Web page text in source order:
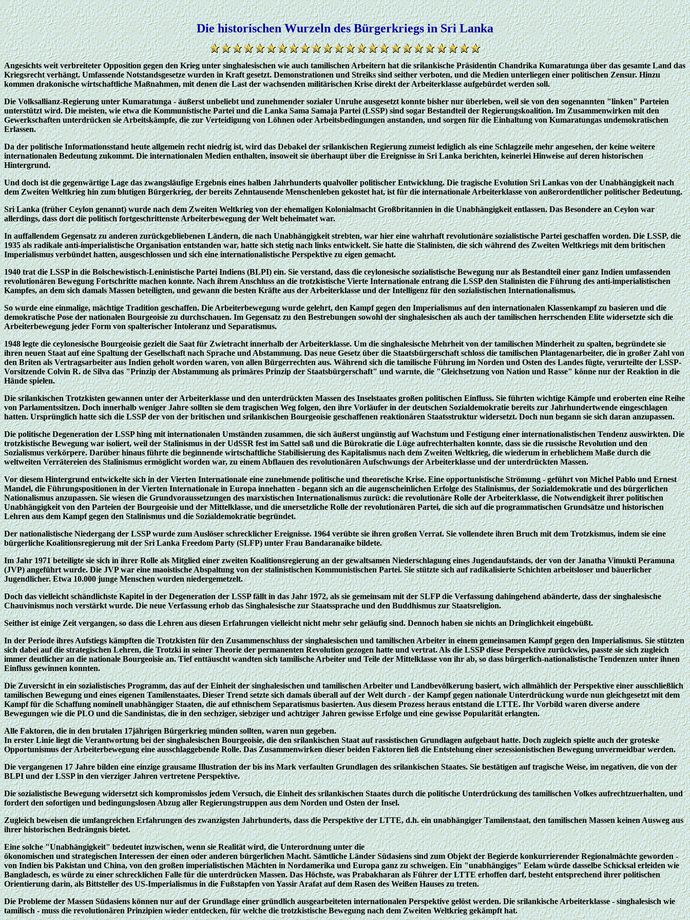
Die historischen Wurzeln des Bürgerkriegs in Sri Lanka
Angesichts weit verbreiteter Opposition gegen den Krieg unter singhalesischen wie auch tamilischen Arbeitern hat die srilankische Präsidentin Chandrika Kumaratunga über das gesamte Land das
Kriegsrecht verhängt. Umfassende Notstandsgesetze wurden in Kraft gesetzt. Demonstrationen und Streiks sind seither verboten, und die Medien unterliegen einer politischen Zensur. Hinzu
kommen drakonische wirtschaftliche Maßnahmen, mit denen die Last der wachsenden militärischen Krise direkt der Arbeiterklasse aufgebürdet werden soll.
Die Volksallianz-Regierung unter Kumaratunga - äußerst unbeliebt und zunehmender sozialer Unruhe ausgesetzt konnte bisher nur überleben, weil sie von den sogenannten "linken" Parteien
unterstützt wird. Die meisten, wie etwa die Kommunistische Partei und die Lanka Sama Samaja Partei (LSSP) sind sogar Bestandteil der Regierungskoalition. Im Zusammenwirken mit den
Gewerkschaften unterdrücken sie Arbeitskämpfe, die zur Verteidigung von Löhnen oder Arbeitsbedingungen anstanden, und sorgen für die Einhaltung von Kumaratungas undemokratischen
Erlassen.
Da der politische Informationsstand heute allgemein recht niedrig ist, wird das Debakel der srilankischen Regierung zumeist lediglich als eine Schlagzeile mehr angesehen, der keine weitere
internationalen Bedeutung zukommt. Die internationalen Medien enthalten, insoweit sie überhaupt über die Ereignisse in Sri Lanka berichten, keinerlei Hinweise auf deren historischen
Hintergrund.
Und doch ist die gegenwärtige Lage das zwangsläufige Ergebnis eines halben Jahrhunderts qualvoller politischer Entwicklung. Die tragische Evolution Sri Lankas von der Unabhängigkeit nach
dem Zweiten Weltkrieg hin zum blutigen Bürgerkrieg, der bereits Zehntausende Menschenleben gekostet hat, ist für die internationale Arbeiterklasse von außerordentlicher politischer Bedeutung.
Sri Lanka (früher Ceylon genannt) wurde nach dem Zweiten Weltkrieg von der ehemaligen Kolonialmacht Großbritannien in die Unabhängigkeit entlassen. Das Besondere an Ceylon war
allerdings, dass dort die politisch fortgeschrittenste Arbeiterbewegung der Welt beheimatet war.
In auffallendem Gegensatz zu anderen zurückgebliebenen Ländern, die nach Unabhängigkeit strebten, war hier eine wahrhaft revolutionäre sozialistische Partei geschaffen worden. Die LSSP, die
1935 als radikale anti-imperialistische Organisation entstanden war, hatte sich stetig nach links entwickelt. Sie hatte die Stalinisten, die sich während des Zweiten Weltkriegs mit dem britischen
Imperialismus verbündet hatten, ausgeschlossen und sich eine internationalistische Perspektive zu eigen gemacht.
1940 trat die LSSP in die Bolschewistisch-Leninistische Partei Indiens (BLPI) ein. Sie verstand, dass die ceylonesische sozialistische Bewegung nur als Bestandteil einer ganz Indien umfassenden
revolutionären Bewegung Fortschritte machen konnte. Nach ihrem Anschluss an die trotzkistische Vierte Internationale entrang die LSSP den Stalinisten die Führung des anti-imperialistischen
Kampfes, an dem sich damals Massen beteiligten, und gewann die besten Kräfte aus der Arbeiterklasse und der Intelligenz für den sozialistischen Internationalismus.
So wurde eine einmalige, mächtige Tradition geschaffen. Die Arbeiterbewegung wurde gelehrt, den Kampf gegen den Imperialismus auf den internationalen Klassenkampf zu basieren und die
demokratische Pose der nationalen Bourgeoisie zu durchschauen. Im Gegensatz zu den Bestrebungen sowohl der singhalesischen als auch der tamilischen herrschenden Elite widersetzte sich die
Arbeiterbewegung jeder Form von spalterischer Intoleranz und Separatismus.
1948 legte die ceylonesische Bourgeoisie gezielt die Saat für Zwietracht innerhalb der Arbeiterklasse. Um die singhalesische Mehrheit von der tamilischen Minderheit zu spalten, begründete sie
ihren neuen Staat auf eine Spaltung der Gesellschaft nach Sprache und Abstammung. Das neue Gesetz über die Staatsbürgerschaft schloss die tamilischen Plantagenarbeiter, die in großer Zahl von
den Briten als Vertragsarbeiter aus Indien geholt worden waren, von allen Bürgerrechten aus. Während sich die tamilische Führung im Norden und Osten des Landes fügte, verurteilte der LSSP-
Vorsitzende Colvin R. de Silva das "Prinzip der Abstammung als primäres Prinzip der Staatsbürgerschaft" und warnte, die "Gleichsetzung von Nation und Rasse" könne nur der Reaktion in die
Hände spielen.
Die srilankischen Trotzkisten gewannen unter der Arbeiterklasse und den unterdrückten Massen des Inselstaates großen politischen Einfluss. Sie führten wichtige Kämpfe und eroberten eine Reihe
von Parlamentssitzen. Doch innerhalb weniger Jahre sollten sie dem tragischen Weg folgen, den ihre Vorläufer in der deutschen Sozialdemokratie bereits zur Jahrhundertwende eingeschlagen
hatten. Ursprünglich hatte sich die LSSP der von der britischen und srilankischen Bourgeoisie geschaffenen reaktionären Staatsstruktur widersetzt. Doch nun begann sie sich daran anzupassen.
Die politische Degeneration der LSSP hing mit internationalen Umständen zusammen, die sich äußerst ungünstig auf Wachstum und Festigung einer internationalistischen Tendenz auswirkten. Die
trotzkistische Bewegung war isoliert, weil der Stalinismus in der UdSSR fest im Sattel saß und die Bürokratie die Lüge aufrechterhalten konnte, dass sie die russische Revolution und den
Sozialismus verkörpere. Darüber hinaus führte die beginnende wirtschaftliche Stabilisierung des Kapitalismus nach dem Zweiten Weltkrieg, die wiederum in erheblichem Maße durch die
weltweiten Verrätereien des Stalinismus ermöglicht worden war, zu einem Abflauen des revolutionären Aufschwungs der Arbeiterklasse und der unterdrückten Massen.
Vor diesem Hintergrund entwickelte sich in der Vierten Internationale eine zunehmende politische und theoretische Krise. Eine opportunistische Strömung - geführt von Michel Pablo und Ernest
Mandel, die Führungspositionen in der Vierten Internationale in Europa innehatten - begann sich an die augenscheinlichen Erfolge des Stalinismus, der Sozialdemokratie und des bürgerlichen
Nationalismus anzupassen. Sie wiesen die Grundvoraussetzungen des marxistischen Internationalismus zurück: die revolutionäre Rolle der Arbeiterklasse, die Notwendigkeit ihrer politischen
Unabhängigkeit von den Parteien der Bourgeoisie und der Mittelklasse, und die unersetzliche Rolle der revolutionären Partei, die sich auf die programmatischen Grundsätze und historischen
Lehren aus dem Kampf gegen den Stalinismus und die Sozialdemokratie begründet.
Der nationalistische Niedergang der LSSP wurde zum Auslöser schrecklicher Ereignisse. 1964 verübte sie ihren großen Verrat. Sie vollendete ihren Bruch mit dem Trotzkismus, indem sie eine
bürgerliche Koalitionsregierung mit der Sri Lanka Freedom Party (SLFP) unter Frau Bandaranaike bildete.
Im Jahr 1971 beteiligte sie sich in ihrer Rolle als Mitglied einer zweiten Koalitionsregierung an der gewaltsamen Niederschlagung eines Jugendaufstands, der von der Janatha Vimukti Peramuna
(JVP) angeführt wurde. Die JVP war eine maoistische Abspaltung von der stalinistischen Kommunistischen Partei. Sie stützte sich auf radikalisierte Schichten arbeitsloser und bäuerlicher
Jugendlicher. Etwa 10.000 junge Menschen wurden niedergemetzelt.
Doch das vielleicht schändlichste Kapitel in der Degeneration der LSSP fällt in das Jahr 1972, als sie gemeinsam mit der SLFP die Verfassung dahingehend abänderte, dass der singhalesische
Chauvinismus noch verstärkt wurde. Die neue Verfassung erhob das Singhalesische zur Staatssprache und den Buddhismus zur Staatsreligion.
Seither ist einige Zeit vergangen, so dass die Lehren aus diesen Erfahrungen vielleicht nicht mehr sehr geläufig sind. Dennoch haben sie nichts an Dringlichkeit eingebüßt.
In der Periode ihres Aufstiegs kämpften die Trotzkisten für den Zusammenschluss der singhalesischen und tamilischen Arbeiter in einem gemeinsamen Kampf gegen den Imperialismus. Sie stützten
sich dabei auf die strategischen Lehren, die Trotzki in seiner Theorie der permanenten Revolution gezogen hatte und vertrat. Als die LSSP diese Perspektive zurückwies, passte sie sich zugleich
immer deutlicher an die nationale Bourgeoisie an. Tief enttäuscht wandten sich tamilische Arbeiter und Teile der Mittelklasse von ihr ab, so dass bürgerlich-nationalistische Tendenzen unter ihnen
Einfluss gewinnen konnten.
Die Zuversicht in ein sozialistisches Programm, das auf der Einheit der singhalesischen und tamilischen Arbeiter und Landbevölkerung basiert, wich allmählich der Perspektive einer ausschließlich
tamilischen Bewegung und eines eigenen Tamilenstaates. Dieser Trend setzte sich damals überall auf der Welt durch - der Kampf gegen nationale Unterdrückung wurde nun gleichgesetzt mit dem
Kampf für die Schaffung nominell unabhängiger Staaten, die auf ethnischem Separatismus basierten. Aus diesem Prozess heraus entstand die LTTE. Ihr Vorbild waren diverse andere
Bewegungen wie die PLO und die Sandinistas, die in den sechziger, siebziger und achtziger Jahren gewisse Erfolge und eine gewisse Popularität erlangten.
Alle Faktoren, die in den brutalen 17jährigen Bürgerkrieg münden sollten, waren nun gegeben.
In erster Linie liegt die Verantwortung bei der singhalesischen Bourgeoisie, die den srilankischen Staat auf rassistischen Grundlagen aufgebaut hatte. Doch zugleich spielte auch der groteske
Opportunismus der Arbeiterbewegung eine ausschlaggebende Rolle. Das Zusammenwirken dieser beiden Faktoren ließ die Entstehung einer sezessionistischen Bewegung unvermeidbar werden.
Die vergangenen 17 Jahre bilden eine einzige grausame Illustration der bis ins Mark verfaulten Grundlagen des srilankischen Staates. Sie bestätigen auf tragische Weise, im negativen, die von der
BLPI und der LSSP in den vierziger Jahren vertretene Perspektive.
Die sozialistische Bewegung widersetzt sich kompromisslos jedem Versuch, die Einheit des srilankischen Staates durch die politische Unterdrückung des tamilischen Volkes aufrechtzuerhalten, und
fordert den sofortigen und bedingungslosen Abzug aller Regierungstruppen aus dem Norden und Osten der Insel.
Zugleich beweisen die umfangreichen Erfahrungen des zwanzigsten Jahrhunderts, dass die Perspektive der LTTE, d.h. ein unabhängiger Tamilenstaat, den tamilischen Massen keinen Ausweg aus
ihrer historischen Bedrängnis bietet.
Eine solche "Unabhängigkeit" bedeutet inzwischen, wenn sie Realität wird, die Unterordnung unter die
ökonomischen und strategischen Interessen der einen oder anderen bürgerlichen Macht. Sämtliche Länder Südasiens sind zum Objekt der Begierde konkurrierender Regionalmächte geworden -
von Indien bis Pakistan und China, von den großen imperialistischen Mächten in Nordamerika und Europa ganz zu schweigen. Ein "unabhängiges" Eelam würde dasselbe Schicksal erleiden wie
Bangladesch, es würde zu einer schrecklichen Falle für die unterdrücken Massen. Das Höchste, was Prabakharan als Führer der LTTE erhoffen darf, besteht entsprechend ihrer politischen
Orientierung darin, als Bittsteller des US-Imperialismus in die Fußstapfen von Yassir Arafat auf dem Rasen des Weißen Hauses zu treten.
Die Probleme der Massen Südasiens können nur auf der Grundlage einer gründlich ausgearbeiteten internationalen Perspektive gelöst werden. Die srilankische Arbeiterklasse - singhalesisch wie
tamilisch - muss die revolutionären Prinzipien wieder entdecken, für welche die trotzkistische Bewegung nach dem Zweiten Weltkrieg gekämpft hat.